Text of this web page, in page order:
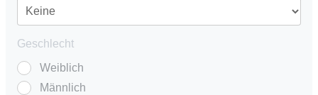
Geschlecht
Weiblich
Männlich